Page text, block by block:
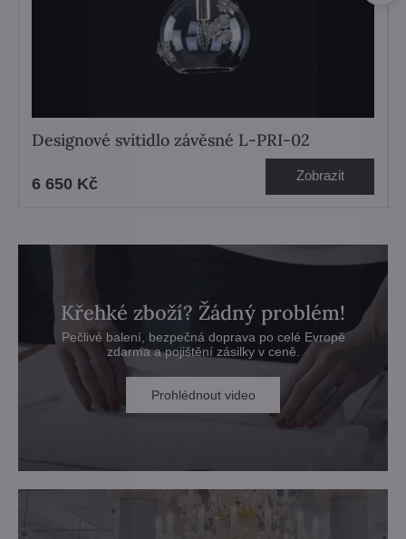
Designové svítidlo závěsné L-PRI-02
6 650 Kč Zobrazit
Křehké zboží? Žádný problém!
Pečlivé balení, bezpečná doprava po celé Evropě
zdarma a pojištění zásilky v ceně.
Prohlédnout video